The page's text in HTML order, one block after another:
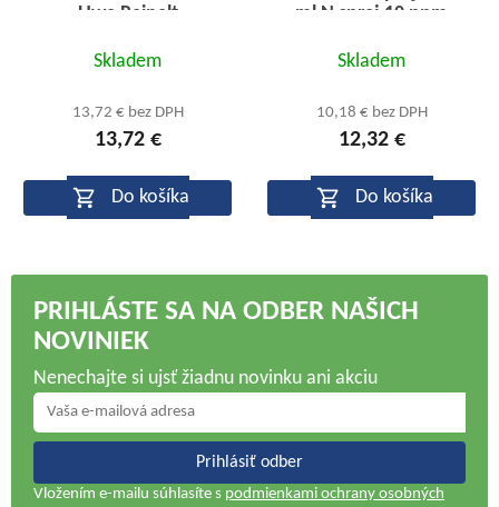
Uwe Reinelt
produktu
je
5,0
hviezdičiek.
Skladem
13,72 € bez DPH
13,72 €
Do košíka
ml N sprej 10 ppm
produktu
je
5,0
hviezdičiek.
Skladem
10,18 € bez DPH
12,32 €
Do košíka
PRIHLÁSTE SA NA ODBER NAŠICH
NOVINIEK
Nenechajte si ujsť žiadnu novinku ani akciu
Prihlásiť odber
Vložením e-mailu súhlasíte s podmienkami ochrany osobných